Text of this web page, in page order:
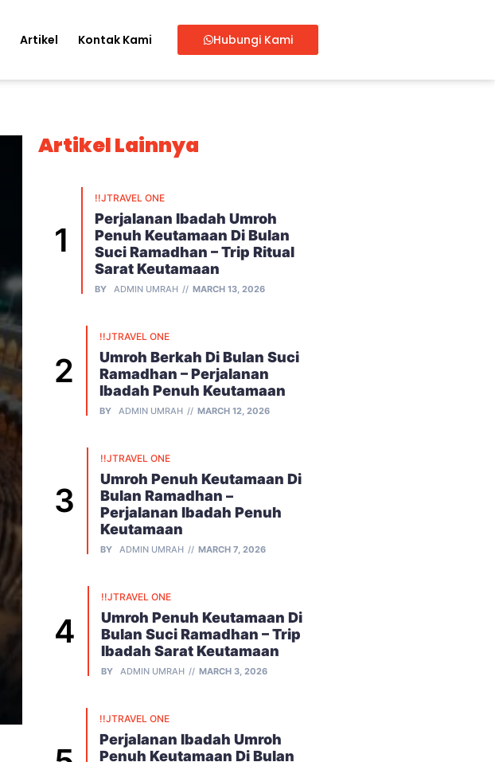
Artikel Kontak Kami Hubungi Kami
Artikel Lainnya
!!JTRAVEL ONE
Perjalanan Ibadah Umroh
Penuh Keutamaan Di Bulan
Suci Ramadhan – Trip Ritual
Sarat Keutamaan
BY ADMIN UMRAH MARCH 13, 2026
!!JTRAVEL ONE
Umroh Berkah Di Bulan Suci
Ramadhan – Perjalanan
Ibadah Penuh Keutamaan
BY ADMIN UMRAH MARCH 12, 2026
!!JTRAVEL ONE
Umroh Penuh Keutamaan Di
Bulan Ramadhan –
Perjalanan Ibadah Penuh
Keutamaan
BY ADMIN UMRAH MARCH 7, 2026
!!JTRAVEL ONE
Umroh Penuh Keutamaan Di
Bulan Suci Ramadhan – Trip
Ibadah Sarat Keutamaan
BY ADMIN UMRAH MARCH 3, 2026
!!JTRAVEL ONE
Perjalanan Ibadah Umroh
Penuh Keutamaan Di Bulan